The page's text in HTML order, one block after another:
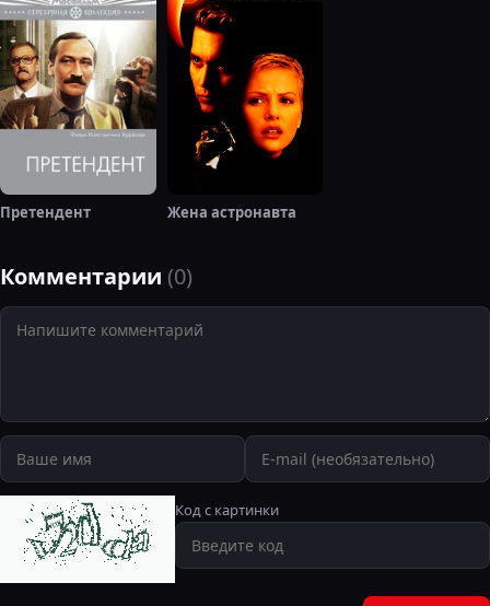
Претендент Жена астронавта
Комментарии (0)
Код с картинки